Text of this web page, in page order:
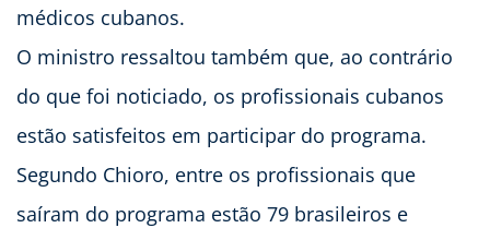
médicos cubanos.
O ministro ressaltou também que, ao contrário
do que foi noticiado, os profissionais cubanos
estão satisfeitos em participar do programa.
Segundo Chioro, entre os profissionais que
saíram do programa estão 79 brasileiros e